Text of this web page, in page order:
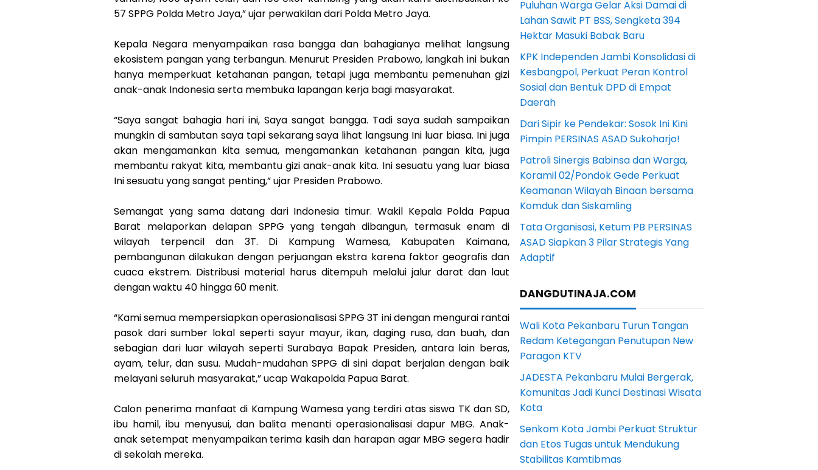
57 SPPG Polda Metro Jaya,” ujar perwakilan dari Polda Metro Jaya.
Kepala Negara menyampaikan rasa bangga dan bahagianya melihat langsung
ekosistem pangan yang terbangun. Menurut Presiden Prabowo, langkah ini bukan
hanya memperkuat ketahanan pangan, tetapi juga membantu pemenuhan gizi
anak-anak Indonesia serta membuka lapangan kerja bagi masyarakat.
“Saya sangat bahagia hari ini, Saya sangat bangga. Tadi saya sudah sampaikan
mungkin di sambutan saya tapi sekarang saya lihat langsung Ini luar biasa. Ini juga
akan mengamankan kita semua, mengamankan ketahanan pangan kita, juga
membantu rakyat kita, membantu gizi anak-anak kita. Ini sesuatu yang luar biasa
Ini sesuatu yang sangat penting,” ujar Presiden Prabowo.
Semangat yang sama datang dari Indonesia timur. Wakil Kepala Polda Papua
Barat melaporkan delapan SPPG yang tengah dibangun, termasuk enam di
wilayah terpencil dan 3T. Di Kampung Wamesa, Kabupaten Kaimana,
pembangunan dilakukan dengan perjuangan ekstra karena faktor geografis dan
cuaca ekstrem. Distribusi material harus ditempuh melalui jalur darat dan laut
dengan waktu 40 hingga 60 menit.
“Kami semua mempersiapkan operasionalisasi SPPG 3T ini dengan mengurai rantai
pasok dari sumber lokal seperti sayur mayur, ikan, daging rusa, dan buah, dan
sebagian dari luar wilayah seperti Surabaya Bapak Presiden, antara lain beras,
ayam, telur, dan susu. Mudah-mudahan SPPG di sini dapat berjalan dengan baik
melayani seluruh masyarakat,” ucap Wakapolda Papua Barat.
Calon penerima manfaat di Kampung Wamesa yang terdiri atas siswa TK dan SD,
ibu hamil, ibu menyusui, dan balita menanti operasionalisasi dapur MBG. Anak-
anak setempat menyampaikan terima kasih dan harapan agar MBG segera hadir
di sekolah mereka.
Puluhan Warga Gelar Aksi Damai di
Lahan Sawit PT BSS, Sengketa 394
Hektar Masuki Babak Baru
KPK Independen Jambi Konsolidasi di
Kesbangpol, Perkuat Peran Kontrol
Sosial dan Bentuk DPD di Empat
Daerah
Dari Sipir ke Pendekar: Sosok Ini Kini
Pimpin PERSINAS ASAD Sukoharjo!
Patroli Sinergis Babinsa dan Warga,
Koramil 02/Pondok Gede Perkuat
Keamanan Wilayah Binaan bersama
Komduk dan Siskamling
Tata Organisasi, Ketum PB PERSINAS
ASAD Siapkan 3 Pilar Strategis Yang
Adaptif
DANGDUTINAJA.COM
Wali Kota Pekanbaru Turun Tangan
Redam Ketegangan Penutupan New
Paragon KTV
JADESTA Pekanbaru Mulai Bergerak,
Komunitas Jadi Kunci Destinasi Wisata
Kota
Senkom Kota Jambi Perkuat Struktur
dan Etos Tugas untuk Mendukung
Stabilitas Kamtibmas